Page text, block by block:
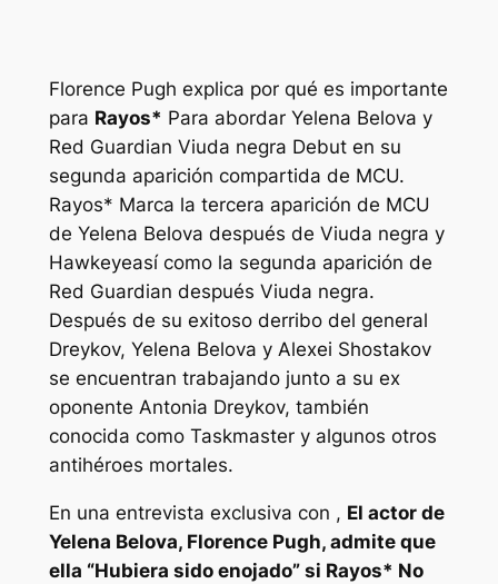
Florence Pugh explica por qué es importante
para Rayos* Para abordar Yelena Belova y
Red Guardian Viuda negra Debut en su
segunda aparición compartida de MCU.
Rayos* Marca la tercera aparición de MCU
de Yelena Belova después de Viuda negra y
Hawkeyeasí como la segunda aparición de
Red Guardian después Viuda negra.
Después de su exitoso derribo del general
Dreykov, Yelena Belova y Alexei Shostakov
se encuentran trabajando junto a su ex
oponente Antonia Dreykov, también
conocida como Taskmaster y algunos otros
antihéroes mortales.
En una entrevista exclusiva con , El actor de
Yelena Belova, Florence Pugh, admite que
ella “Hubiera sido enojado”si Rayos* No